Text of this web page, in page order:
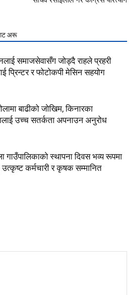
अरू
समाजसेवासँग जोड्दै राहले प्रहरी
प्रिन्टर र फोटोकपी मेसिन सहयोग
बाढीको जोखिम, किनारका
उच्च सतर्कता अपनाउन अनुरोध
गाउँपालिकाको स्थापना दिवस भव्य रूपमा
उत्कृष्ट कर्मचारी र कृषक सम्मानित